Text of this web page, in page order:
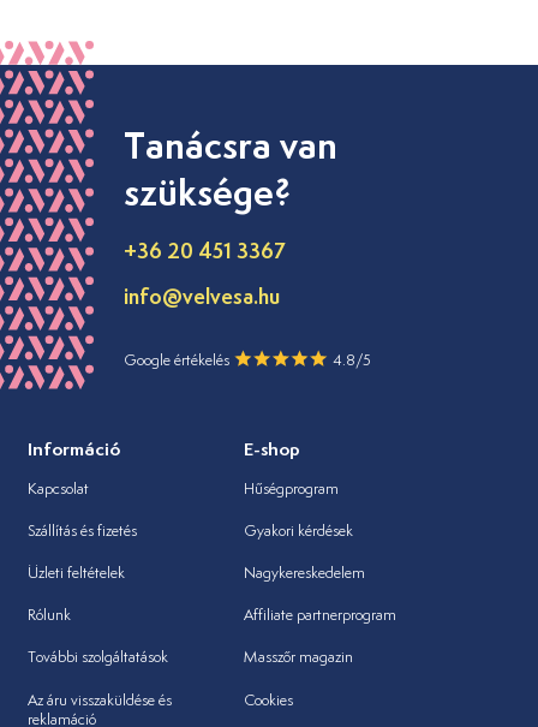
Tanácsra van
szüksége?
+36 20 451 3367
info@velvesa.hu
Google értékelés 4.8/5
Információ
Kapcsolat
Szállítás és fizetés
Üzleti feltételek
Rólunk
További szolgáltatások
Az áru visszaküldése és
reklamáció
E-shop
Hűségprogram
Gyakori kérdések
Nagykereskedelem
Affiliate partnerprogram
Masszőr magazin
Cookies